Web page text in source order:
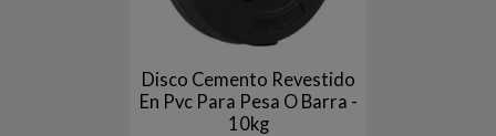
Disco Cemento Revestido
En Pvc Para Pesa O Barra -
10kg